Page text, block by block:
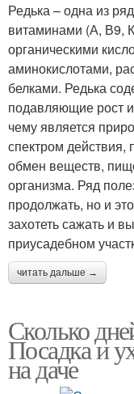
Редька – одна из
витаминами (А, В9,
органическими
аминокислотами,
белками. Редька
подавляющие рост
чему является
спектром
обмен веществ,
организма. Ряд
продолжать, но и
захотеть сажать и
приусадебном
читать дальше →
Сколько
Посадка и
на даче